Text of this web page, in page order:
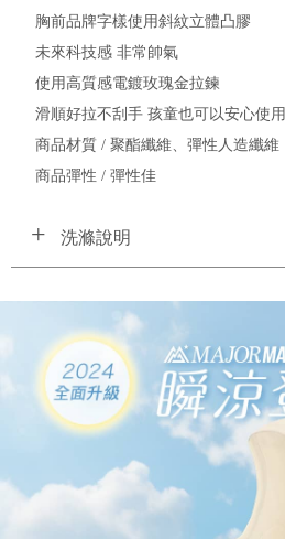
胸前品牌字樣使用斜紋立體凸膠
未來科技感 非常帥氣
使用高質感電鍍玫瑰金拉鍊
滑順好拉不刮手 孩童也可以安心使用
商品材質 / 聚酯纖維、彈性人造纖維
商品彈性 / 彈性佳
洗滌說明